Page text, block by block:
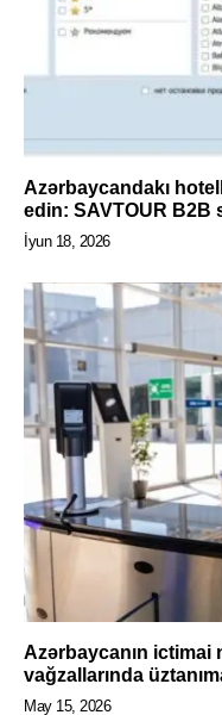
Azərbaycandakı
edin: SAVTOUR B2B
İyun 18, 2026
Azərbaycanın ictimai
vağzallarında
May 15, 2026